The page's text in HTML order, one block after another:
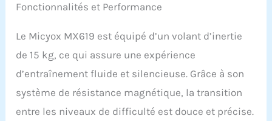
de sorte que vous n'avez
déranger les autres
pendant l'entraînement.
Vélo d'appartement
personnalisé : notre vélo
d'intérieur est équipé
d'un guidon entièrement
réglable à 4 niveaux et
Fonctionnalités et Performance
Le Micyox MX619 est équipé d’un volant d’inertie
de 15 kg, ce qui assure une expérience
d’entraînement fluide et silencieuse. Grâce à son
système de résistance magnétique, la transition
entre les niveaux de difficulté est douce et précise.